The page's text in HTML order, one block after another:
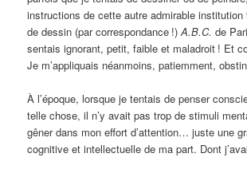
instructions de cette autre admirable institution
de dessin (par correspondance !)A.B.C. de
sentais ignorant, petit, faible et maladroit ! Et
Je m’appliquais néanmoins, patiemment,
À l’époque, lorsque je tentais de penser
telle chose, il n’y avait pas trop de stimuli
gêner dans mon effort d’attention… juste une
cognitive et intellectuelle de ma part. Dont